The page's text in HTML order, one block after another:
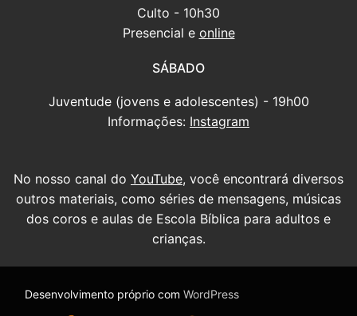
Culto - 10h30
Presencial e online
SÁBADO
Juventude (jovens e adolescentes) - 19h00
Informações: Instagram
No nosso canal do YouTube, você encontrará diversos
outros materiais, como séries de mensagens, músicas
dos coros e aulas de Escola Bíblica para adultos e
crianças.
Desenvolvimento próprio com WordPress